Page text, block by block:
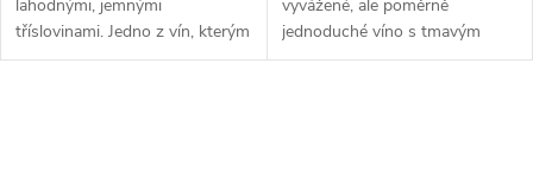
lahodnými, jemnými
tříslovinami. Jedno z vín, kterým
tento ročník jedn...
vyvážené, ale poměrně
jednoduché víno s tmavým
bobulovým ovocem.